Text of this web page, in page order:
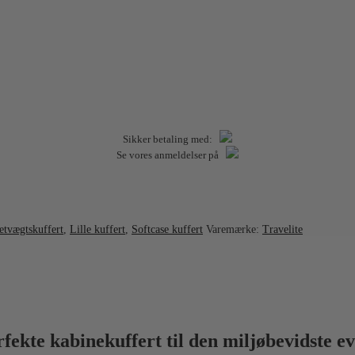
Sikker betaling med:
Se vores anmeldelser på
Lille kuffert Softcase kuffert Varemærke: Travelite
kabinekuffert til den miljøbevidste